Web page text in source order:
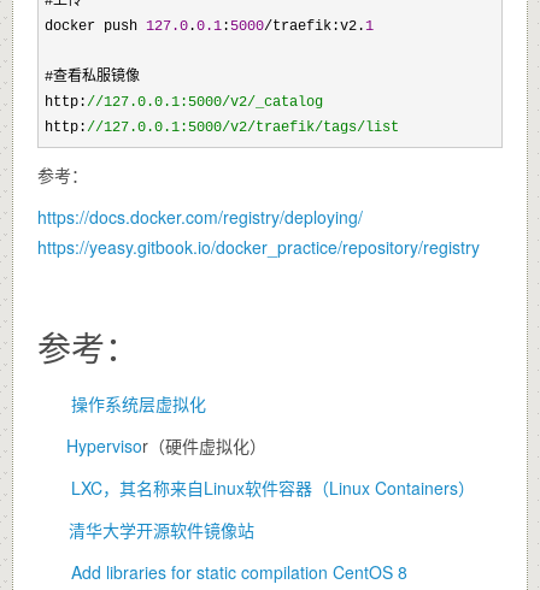
docker push 127.0 .0.1 : 5000/traefik:v2.1
#查看私服镜像
http://127.0.0.1:5000/v2/_catalog
http://127.0.0.1:5000/v2/traefik/tags/list
参考：
https://docs.docker.com/registry/deploying/
https://yeasy.gitbook.io/docker_practice/repository/registry
参考：
操作系统层虚拟化
Hypervisor（硬件虚拟化）
LXC，其名称来自Linux软件容器（Linux Containers）
清华大学开源软件镜像站
Add libraries for static compilation CentOS 8